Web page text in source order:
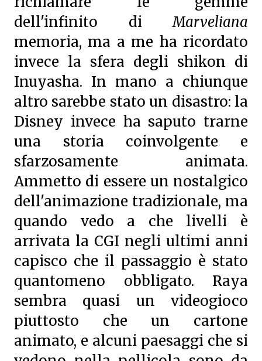
dell'infinito diMarveliana
memoria, ma a me ha ricordato
invece la sfera degli shikon di
Inuyasha. In mano a chiunque
altro sarebbe stato un disastro: la
Disney invece ha saputo trarne
una storia coinvolgente e
sfarzosamente animata.
Ammetto di essere un nostalgico
dell'animazione tradizionale, ma
quando vedo a che livelli è
arrivata la CGI negli ultimi anni
capisco che il passaggio è stato
quantomeno obbligato. Raya
sembra quasi un videogioco
piuttosto che un cartone
animato, e alcuni paesaggi che si